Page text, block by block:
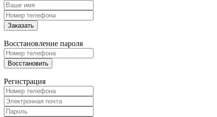
Заказать
Восстановление пароля
Восстановить
Регистрация